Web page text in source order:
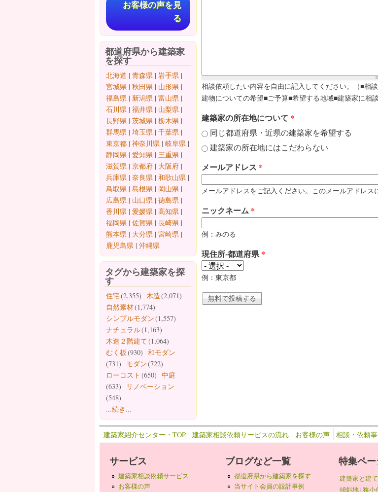
相談依頼したい内容を自由に記入してください。（■相
建物についての希望■ご予算■希望する地域■建築家に相
建築家の所在地について *
同じ都道府県・近県の建築家を希望する
建築家の所在地にはこだわらない
メールアドレス *
メールアドレスをご記入ください。このメールアドレス
ニックネーム *
例：みのる
現住所-都道府県*
例：東京都
お客様の声を見
る
都道府県から建築家
を探す
北海道 | 青森県 | 岩手県 |
宮城県 | 秋田県 | 山形県 |
福島県 | 新潟県 | 富山県 |
石川県 | 福井県 | 山梨県 |
長野県 | 茨城県 | 栃木県 |
群馬県 | 埼玉県 | 千葉県 |
東京都 | 神奈川県 | 岐阜県 |
静岡県 | 愛知県 | 三重県 |
滋賀県 | 京都府 | 大阪府 |
兵庫県 | 奈良県 | 和歌山県 |
鳥取県 | 島根県 | 岡山県 |
広島県 | 山口県 | 徳島県 |
香川県 | 愛媛県 | 高知県 |
福岡県 | 佐賀県 | 長崎県 |
熊本県 | 大分県 | 宮崎県 |
鹿児島県 | 沖縄県
タグから建築家を探
す
住宅(2,355) 木造(2,071)
自然素材(1,774)
シンプルモダン(1,557)
ナチュラル(1,163)
木造２階建て(1,064)
むく板 (930) 和モダン
(731)
モダン(722)
ローコスト (650) 中庭
(633)
リノベーション
(548)
...続き...
建築家紹介センター・TOP 建築家相談依頼サービスの流れ お客様の声 相談・依頼
サービス
建築家相談依頼サービス
お客様の声
ブログなど一覧
都道府県から建築家を探す
当サイト会員の設計事例
特集ペ
建築家と建
傾斜地|狭小